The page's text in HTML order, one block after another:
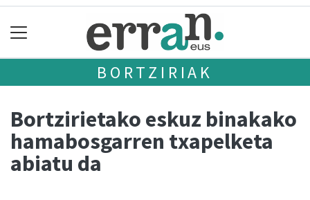
BORTZIRIAK
Bortzirietako eskuz binakako
hamabosgarren txapelketa
abiatu da